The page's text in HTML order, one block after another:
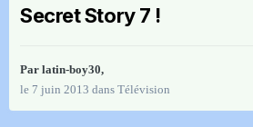
Secret Story 7 !
Par latin-boy30,
le 7 juin 2013 dans Télévision